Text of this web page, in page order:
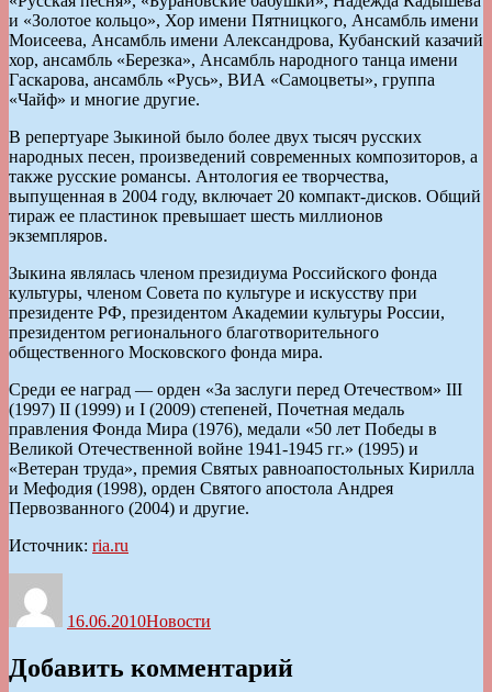
и «Золотое кольцо», Хор имени Пятницкого, Ансамбль имени
Моисеева, Ансамбль имени Александрова, Кубанский казачий
хор, ансамбль «Березка», Ансамбль народного танца имени
Гаскарова, ансамбль «Русь», ВИА «Самоцветы», группа
«Чайф» и многие другие.
В репертуаре Зыкиной было более двух тысяч русских
народных песен, произведений современных композиторов, а
также русские романсы. Антология ее творчества,
выпущенная в 2004 году, включает 20 компакт-дисков. Общий
тираж ее пластинок превышает шесть миллионов
экземпляров.
Зыкина являлась членом президиума Российского фонда
культуры, членом Совета по культуре и искусству при
президенте РФ, президентом Академии культуры России,
президентом регионального благотворительного
общественного Московского фонда мира.
Среди ее наград — орден «За заслуги перед Отечеством» III
(1997) II (1999) и I (2009) степеней, Почетная медаль
правления Фонда Мира (1976), медали «50 лет Победы в
Великой Отечественной войне 1941-1945 гг.» (1995) и
«Ветеран труда», премия Святых равноапостольных Кирилла
и Мефодия (1998), орден Святого апостола Андрея
Первозванного (2004) и другие.
Источник: ria.ru
16.06.2010Новости
Добавить комментарий